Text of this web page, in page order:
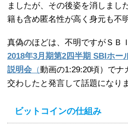
ましたが、その後姿を消しまし
籍も含め匿名性が高く身元も不
真偽のほどは、不明ですがＳＢ
2018年3月期第2四半期 SBIホー
説明会 （動画の1:29:20頃）でナ
交わしたと発言して話題になり
ビットコインの仕組み